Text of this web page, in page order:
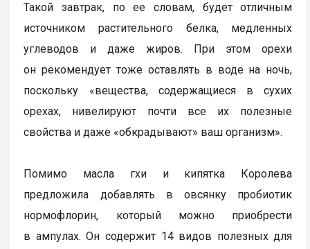
Такой завтрак, по ее словам, будет отличным
источником растительного белка, медленных
углеводов и даже жиров. При этом орехи
он рекомендует тоже оставлять в воде на ночь,
поскольку «вещества, содержащиеся в сухих
орехах, нивелируют почти все их полезные
свойства и даже «обкрадывают» ваш организм».
Помимо масла гхи и кипятка Королева
предложила добавлять в овсянку пробиотик
нормофлорин, который можно приобрести
в ампулах. Он содержит 14 видов полезных для